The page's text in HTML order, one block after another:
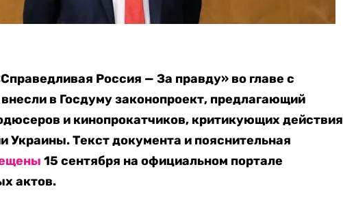
Россия — За правду» во главе с
в Госдуму законопроект, предлагающий
и кинопрокатчиков, критикующих действия
Украины. Текст документа и пояснительная
15 сентября на официальном портале
актов.